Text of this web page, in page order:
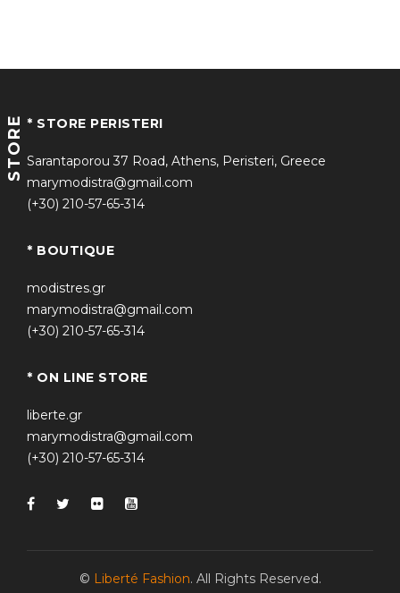
STORE * STORE PERISTERI
Sarantaporou 37 Road, Athens, Peristeri, Greece
marymodistra@gmail.com
(+30) 210-57-65-314
* BOUTIQUE
modistres.gr
marymodistra@gmail.com
(+30) 210-57-65-314
* ON LINE STORE
liberte.gr
marymodistra@gmail.com
(+30) 210-57-65-314
© Liberté Fashion. All Rights Reserved.